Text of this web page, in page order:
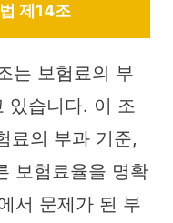
제14조
는 보험료의 부
있습니다. 이 조
료의 부과 기준,
보험료율을 명확
서 문제가 된 부